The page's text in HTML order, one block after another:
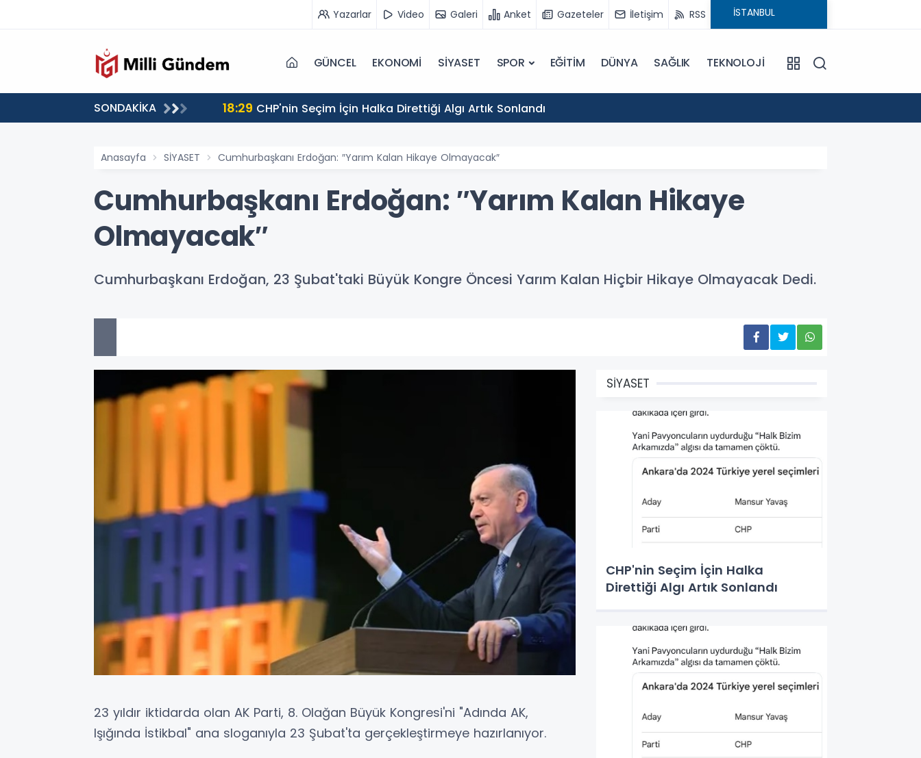
Yazarlar Video Galeri Anket Gazeteler İletişim RSS
GÜNCEL EKONOMİ SİYASET SPOR EĞİTİM DÜNYA SAĞLIK TEKNOLOJİ
SONDAKİKA 18:29 CHP'nin Seçim İçin Halka Direttiği Algı Artık Sonlandı
Anasayfa SİYASET Cumhurbaşkanı Erdoğan: ″Yarım Kalan Hikaye Olmayacak″
Cumhurbaşkanı Erdoğan: ″Yarım Kalan Hikaye
Olmayacak″
Cumhurbaşkanı Erdoğan, 23 Şubat'taki Büyük Kongre Öncesi Yarım Kalan Hiçbir Hikaye Olmayacak Dedi.
23 yıldır iktidarda olan AK Parti, 8. Olağan Büyük Kongresi'ni "Adında AK,
Işığında İstikbal" ana sloganıyla 23 Şubat'ta gerçekleştirmeye hazırlanıyor.
SİYASET
CHP'nin Seçim İçin Halka
Direttiği Algı Artık Sonlandı